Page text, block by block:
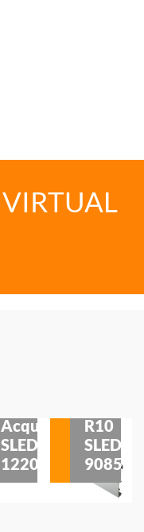
VIRTUAL
Acqua
SLED
1220
R10
SLED
9085